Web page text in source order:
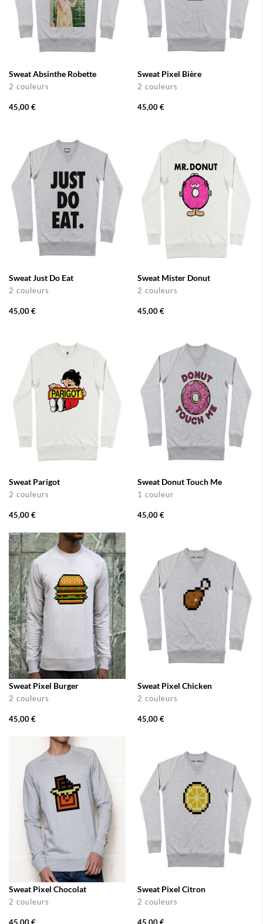
Sweat Absinthe Robette
2 couleurs
45,00 €
Sweat Pixel Bière
2 couleurs
45,00 €
Sweat Just Do Eat
2 couleurs
45,00 €
Sweat Mister Donut
2 couleurs
45,00 €
Sweat Parigot
2 couleurs
45,00 €
Sweat Donut Touch Me
1 couleur
45,00 €
Sweat Pixel Burger
2 couleurs
45,00 €
Sweat Pixel Chicken
2 couleurs
45,00 €
Sweat Pixel Chocolat
2 couleurs
Sweat Pixel Citron
2 couleurs